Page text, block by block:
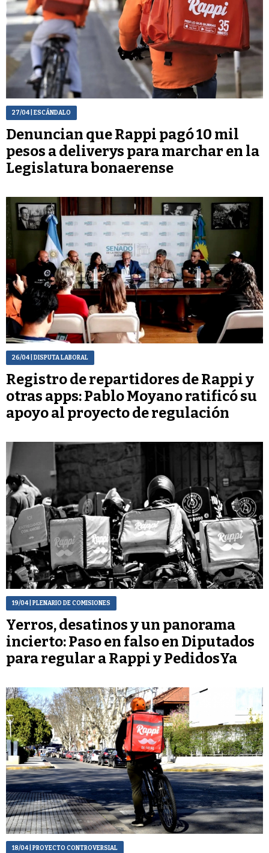
27/04| ESCÁNDALO
Denuncian que Rappi pagó 10 mil
pesos a deliverys para marchar en la
Legislatura bonaerense
26/04| DISPUTA LABORAL
Registro de repartidores de Rappi y
otras apps: Pablo Moyano ratificó su
apoyo al proyecto de regulación
19/04| PLENARIO DE COMISIONES
Yerros, desatinos y un panorama
incierto: Paso en falso en Diputados
para regular a Rappi y PedidosYa
18/04| PROYECTO CONTROVERSIAL